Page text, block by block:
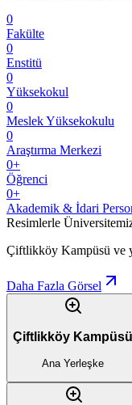
0
Fakülte
0
Enstitü
0
Yüksekokul
0
Meslek Yüksekokulu
0
Araştırma Merkezi
0+
Öğrenci
0+
Akademik & İdari
Resimlerle
Çiftlikköy Kampüsü ve
Daha Fazla Görsel
Çiftlikköy Kampüsü
Ana Yerleşke